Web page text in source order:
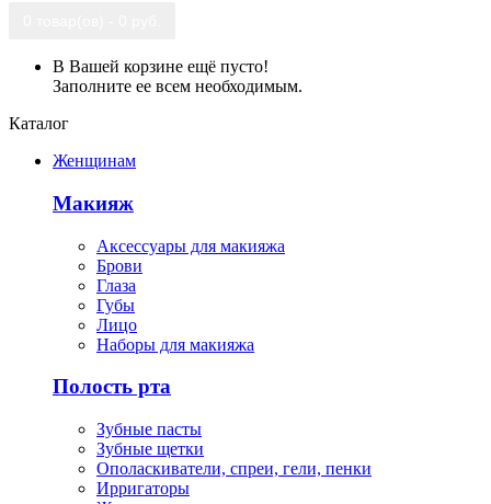
В Вашей корзине ещё пусто!
Заполните ее всем необходимым.
Каталог
Женщинам
Макияж
Аксессуары для макияжа
Брови
Глаза
Губы
Лицо
Наборы для макияжа
Полость рта
Зубные пасты
Зубные щетки
Ополаскиватели, спреи, гели, пенки
Ирригаторы